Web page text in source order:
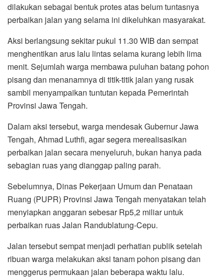
dilakukan sebagai bentuk protes atas belum tuntasnya
perbaikan jalan yang selama ini dikeluhkan masyarakat.
Aksi berlangsung sekitar pukul 11.30 WIB dan sempat
menghentikan arus lalu lintas selama kurang lebih lima
menit. Sejumlah warga membawa puluhan batang pohon
pisang dan menanamnya di titik-titik jalan yang rusak
sambil menyampaikan tuntutan kepada Pemerintah
Provinsi Jawa Tengah.
Dalam aksi tersebut, warga mendesak Gubernur Jawa
Tengah, Ahmad Luthfi, agar segera merealisasikan
perbaikan jalan secara menyeluruh, bukan hanya pada
sebagian ruas yang dianggap paling parah.
Sebelumnya, Dinas Pekerjaan Umum dan Penataan
Ruang (PUPR) Provinsi Jawa Tengah menyatakan telah
menyiapkan anggaran sebesar Rp5,2 miliar untuk
perbaikan ruas Jalan Randublatung-Cepu.
Jalan tersebut sempat menjadi perhatian publik setelah
ribuan warga melakukan aksi tanam pohon pisang dan
menggerus permukaan jalan beberapa waktu lalu.